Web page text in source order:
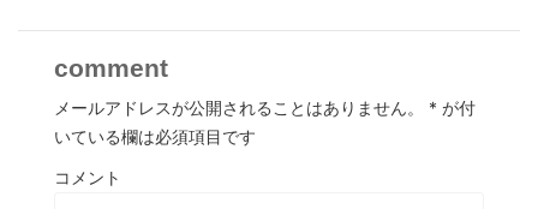
comment
メールアドレスが公開されることはありません。 * が付
いている欄は必須項目です
コメント